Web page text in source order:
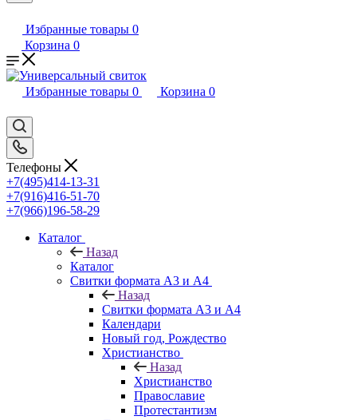
Избранные товары 0
Корзина 0
Избранные товары 0 Корзина 0
Телефоны
+7(495)414-13-31
+7(916)416-51-70
+7(966)196-58-29
Каталог
Назад
Каталог
Свитки формата А3 и А4
Назад
Свитки формата А3 и А4
Календари
Новый год, Рождество
Христианство
Назад
Христианство
Православие
Протестантизм